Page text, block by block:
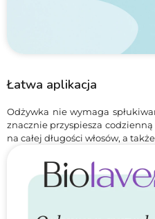
Łatwa aplikacja
Odżywka nie wymaga
znacznie przyspiesza
na całej długości włosów, a